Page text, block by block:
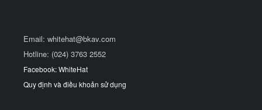
Email: whitehat@bkav.com
Hotline: (024) 3763 2552
Facebook: WhiteHat
Quy định và điều khoản sử dụng